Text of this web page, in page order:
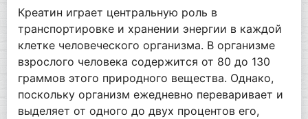
Креатин играет центральную роль в
транспортировке и хранении энергии в каждой
клетке человеческого организма. В организме
взрослого человека содержится от 80 до 130
граммов этого природного вещества. Однако,
поскольку организм ежедневно переваривает и
выделяет от одного до двух процентов его,